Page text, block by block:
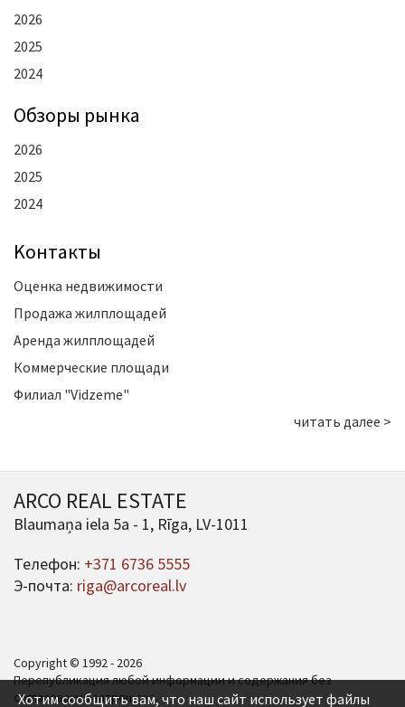
2026
2025
2024
Oбзоры рынка
2026
2025
2024
Kонтакты
Оценка недвижимости
Продажа жилплощадей
Аренда жилплощадей
Коммерческие площади
Филиал "Vidzeme"
читать далее >
ARCO REAL ESTATE
Blaumaņa iela 5a - 1, Rīga, LV-1011
Телефон: +371 6736 5555
Э-почта: riga@arcoreal.lv
Copyright © 1992 - 2026
Перепубликация любой информации и содержания без
согласования запрещена.
Хотим сообщить вам, что наш сайт использует файлы